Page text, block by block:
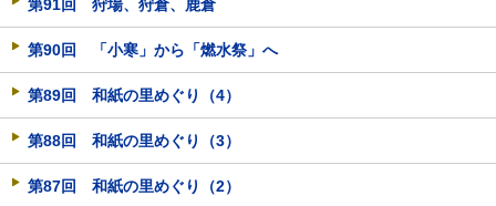
第91回 狩場、狩倉、鹿倉
第90回 「小寒」から「燃水祭」へ
第89回 和紙の里めぐり（4）
第88回 和紙の里めぐり（3）
第87回 和紙の里めぐり（2）